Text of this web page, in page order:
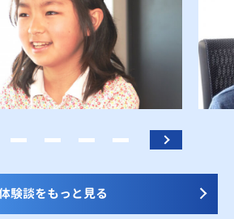
験談をもっと見る